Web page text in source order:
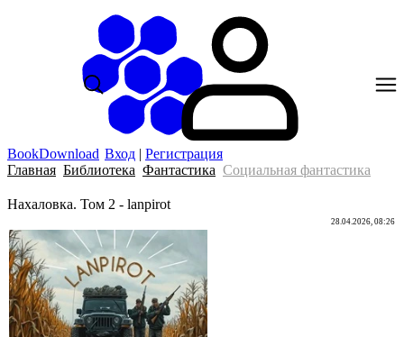
BookDownload Вход | Регистрация
Главная Библиотека Фантастика Социальная фантастика
Нахаловка. Том 2 - lanpirot
28.04.2026, 08:26